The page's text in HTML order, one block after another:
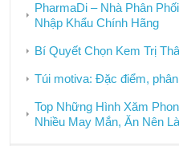
PharmaDi – Nhà Phân
Nhập Khẩu Chính Hãng
Bí Quyết Chọn Kem Trị
Túi motiva: Đặc điểm,
Top Những Hình Xăm
Nhiều May Mắn, Ăn Nên